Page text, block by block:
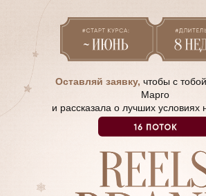
Оставляй заявку, чтобы с
Марго
и рассказала о лучших условиях